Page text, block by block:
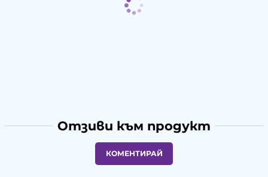
Отзиви към продукт
КОМЕНТИРАЙ